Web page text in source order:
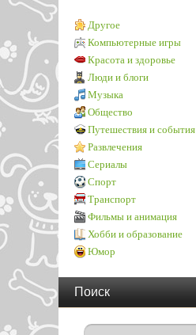
Другое
Компьютерные игры
Красота и здоровье
Люди и блоги
Музыка
Общество
Путешествия и события
Развлечения
Сериалы
Спорт
Транспорт
Фильмы и анимация
Хобби и образование
Юмор
Поиск